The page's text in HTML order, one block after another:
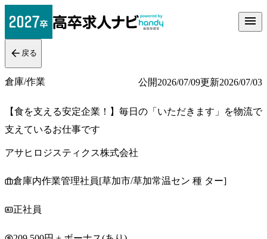
戻る
倉庫/作業 公開2026/07/09更新2026/07/03
【食を支える安定企業！】毎日の「いただきます」を物流で
支えているお仕事です
アサヒロジスティクス株式会社
倉庫内作業管理社員[草加市/草加常温セン 種 ター]
正社員